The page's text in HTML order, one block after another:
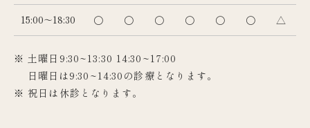
15:00～18:30 〇 〇 〇 〇 〇 〇 △
※ 土曜日9:30~13:30 14:30~17:00
日曜日は9:30~14:30の診療となります。
※ 祝日は休診となります。